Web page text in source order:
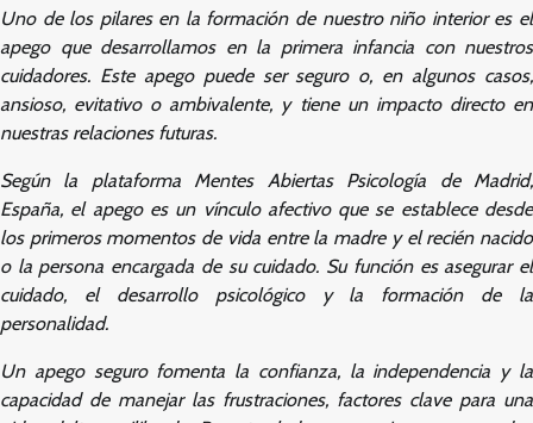
Uno de los pilares en la formación de nuestro niño interior es el
apego que desarrollamos en la primera infancia con nuestros
cuidadores. Este apego puede ser seguro o, en algunos casos,
ansioso, evitativo o ambivalente, y tiene un impacto directo en
nuestras relaciones futuras.
Según la plataforma Mentes Abiertas Psicología de Madrid,
España, el apego es un vínculo afectivo que se establece desde
los primeros momentos de vida entre la madre y el recién nacido
o la persona encargada de su cuidado. Su función es asegurar el
cuidado, el desarrollo psicológico y la formación de la
personalidad.
Un apego seguro fomenta la confianza, la independencia y la
capacidad de manejar las frustraciones, factores clave para una